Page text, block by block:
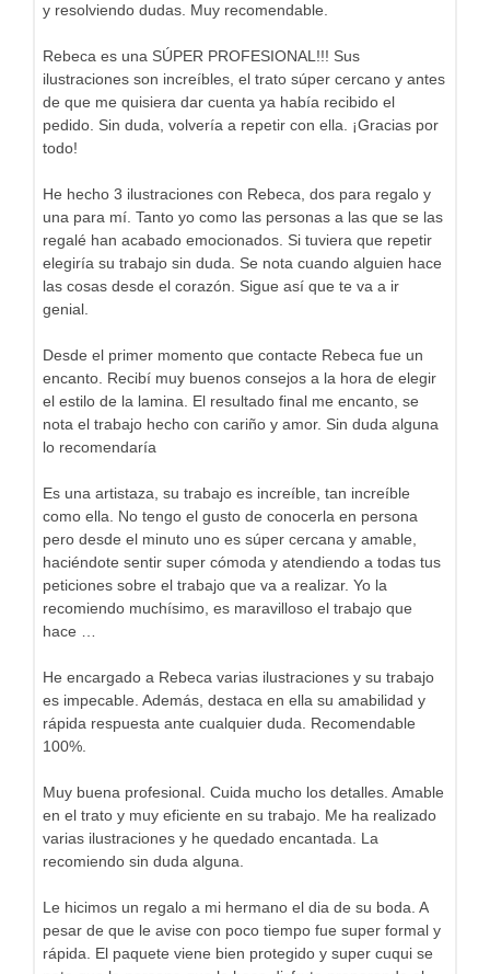
y resolviendo dudas. Muy recomendable.
Rebeca es una SÚPER PROFESIONAL!!! Sus
ilustraciones son increíbles, el trato súper cercano y antes
de que me quisiera dar cuenta ya había recibido el
pedido. Sin duda, volvería a repetir con ella. ¡Gracias por
todo!
He hecho 3 ilustraciones con Rebeca, dos para regalo y
una para mí. Tanto yo como las personas a las que se las
regalé han acabado emocionados. Si tuviera que repetir
elegiría su trabajo sin duda. Se nota cuando alguien hace
las cosas desde el corazón. Sigue así que te va a ir
genial.
Desde el primer momento que contacte Rebeca fue un
encanto. Recibí muy buenos consejos a la hora de elegir
el estilo de la lamina. El resultado final me encanto, se
nota el trabajo hecho con cariño y amor. Sin duda alguna
lo recomendaría
Es una artistaza, su trabajo es increíble, tan increíble
como ella. No tengo el gusto de conocerla en persona
pero desde el minuto uno es súper cercana y amable,
haciéndote sentir super cómoda y atendiendo a todas tus
peticiones sobre el trabajo que va a realizar. Yo la
recomiendo muchísimo, es maravilloso el trabajo que
hace …
He encargado a Rebeca varias ilustraciones y su trabajo
es impecable. Además, destaca en ella su amabilidad y
rápida respuesta ante cualquier duda. Recomendable
100%.
Muy buena profesional. Cuida mucho los detalles. Amable
en el trato y muy eficiente en su trabajo. Me ha realizado
varias ilustraciones y he quedado encantada. La
recomiendo sin duda alguna.
Le hicimos un regalo a mi hermano el dia de su boda. A
pesar de que le avise con poco tiempo fue super formal y
rápida. El paquete viene bien protegido y super cuqui se